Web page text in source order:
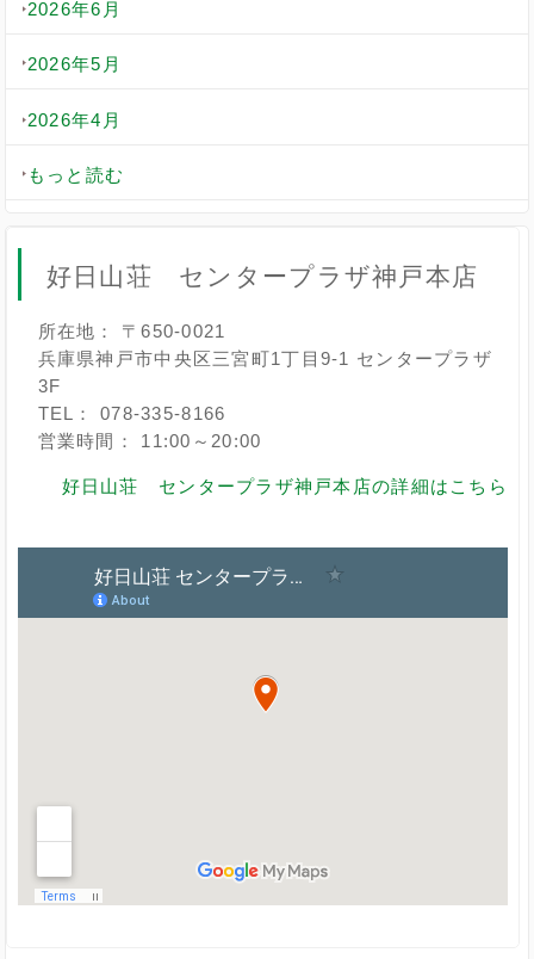
2026年6月
2026年5月
2026年4月
もっと読む
好日山荘 センタープラザ神戸本店
所在地： 〒650-0021
兵庫県神戸市中央区三宮町1丁目9-1 センタープラザ
3F
TEL： 078-335-8166
営業時間： 11:00～20:00
好日山荘 センタープラザ神戸本店の詳細はこちら